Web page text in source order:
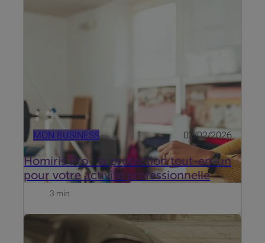
MON BUSINESS 02/02/2026
Homiris Pro : la protection tout-en-un
pour votre activité professionnelle
3 min
Que vous soyez indépendant, dirigeant d'une PME
ou titulaire d'une profession libérale, la mobilité est